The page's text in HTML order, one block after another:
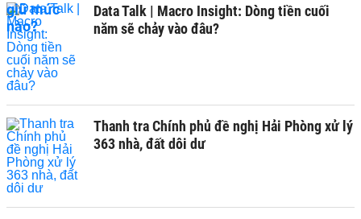
Data Talk | Macro Insight: Dòng tiền cuối
năm sẽ chảy vào đâu?
Thanh tra Chính phủ đề nghị Hải Phòng xử lý
363 nhà, đất dôi dư